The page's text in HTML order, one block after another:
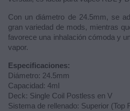
Con un diámetro de 24.5mm, se
gran variedad de mods, mientras
favorece una inhalación cómoda y
vapor.
Especificaciones:
Diámetro: 24.5mm
Capacidad: 4ml
Deck: Single Coil Postless en V
Sistema de rellenado: Superior (Top